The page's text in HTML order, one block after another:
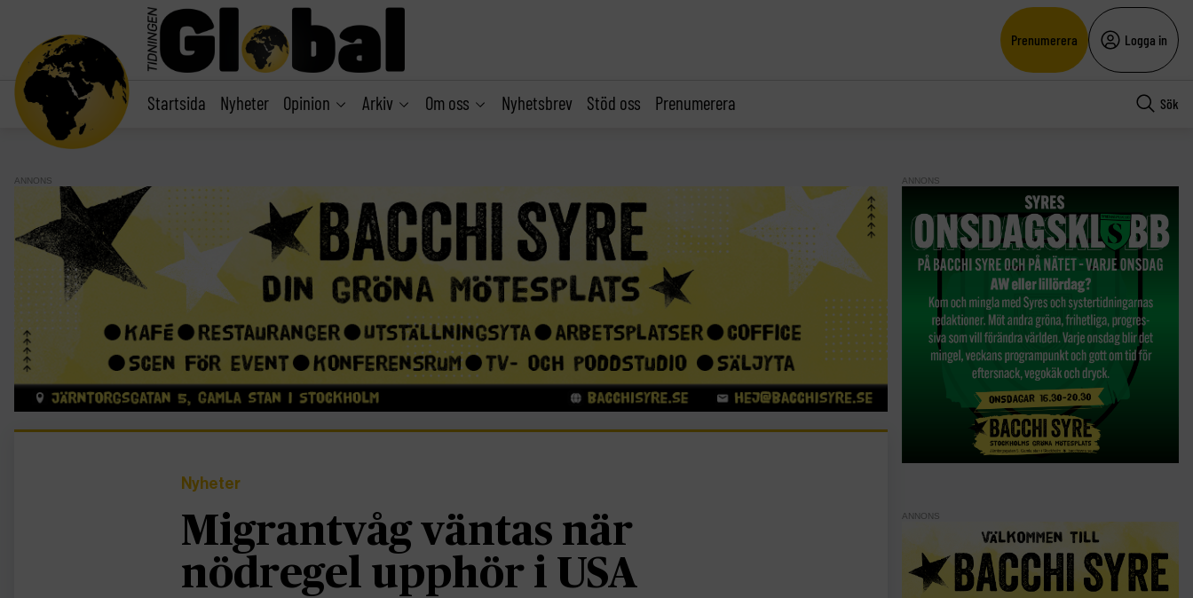
Prenumerera Logga in
Startsida Nyheter Opinion Arkiv Om oss Nyhetsbrev Stöd oss Prenumerera Sök
ANNONS
Nyheter
Migrantvåg väntas när
nödregel upphör i USA
ANNONS
ANNONS